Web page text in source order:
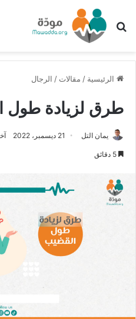
بحث عن
الرئيسية / مقالات / الرجال
طرق لزيادة طول
يمان التل 21 ديسمبر، 2022 آخر